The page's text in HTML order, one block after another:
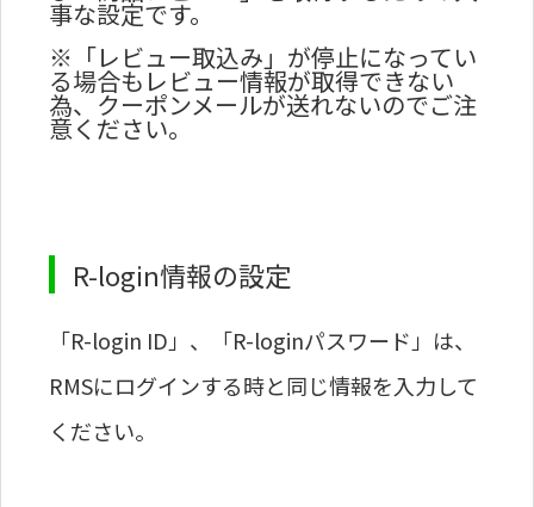
事な設定です。
※「レビュー取込み」が停止になってい
る場合もレビュー情報が取得できない
為、クーポンメールが送れないのでご注
意ください。
R-login情報の設定
「R-login ID」、「R-loginパスワード」は、
RMSにログインする時と同じ情報を入力して
ください。